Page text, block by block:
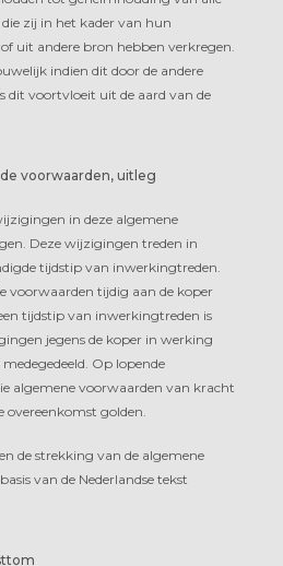
zij in het kader van hun
uit andere bron hebben verkregen.
indien dit door de andere
dit voortvloeit uit de aard van de
voorwaarden, uitleg
in deze algemene
Deze wijzigingen treden in
tijdstip van inwerkingtreden.
voorwaarden tijdig aan de koper
tijdstip van inwerkingtreden is
jegens de koper in werking
Op lopende
algemene voorwaarden van kracht
overeenkomst golden.
de strekking van de algemene
van de Nederlandse tekst